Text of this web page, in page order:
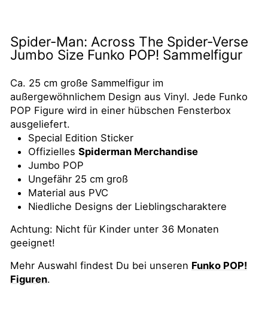
Spider-Man: Across The Spider-Verse
Jumbo Size Funko POP! Sammelfigur
Ca. 25 cm große Sammelfigur im
außergewöhnlichem Design aus Vinyl. Jede Funko
POP Figure wird in einer hübschen Fensterbox
ausgeliefert.
Special Edition Sticker
Offizielles Spiderman Merchandise
Jumbo POP
Ungefähr 25 cm groß
Material aus PVC
Niedliche Designs der Lieblingscharaktere
Achtung: Nicht für Kinder unter 36 Monaten
geeignet!
Mehr Auswahl findest Du bei unseren Funko POP!
Figuren.